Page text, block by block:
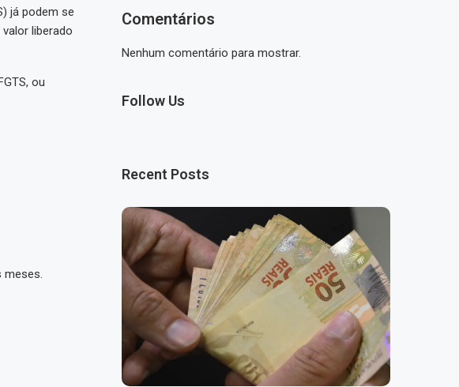
já podem se
liberado
ou
meses.
Comentários
Nenhum comentário para mostrar.
Follow Us
Recent Posts